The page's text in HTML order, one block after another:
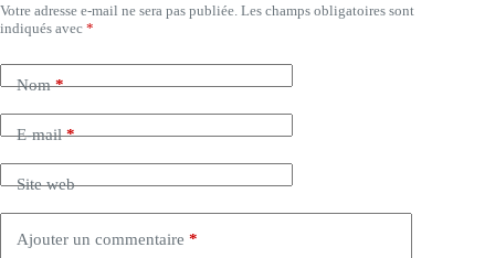
Votre adresse e-mail ne sera pas publiée. Les champs obligatoires sont
indiqués avec *
Nom*
E-mail*
Site web
Ajouter un commentaire *